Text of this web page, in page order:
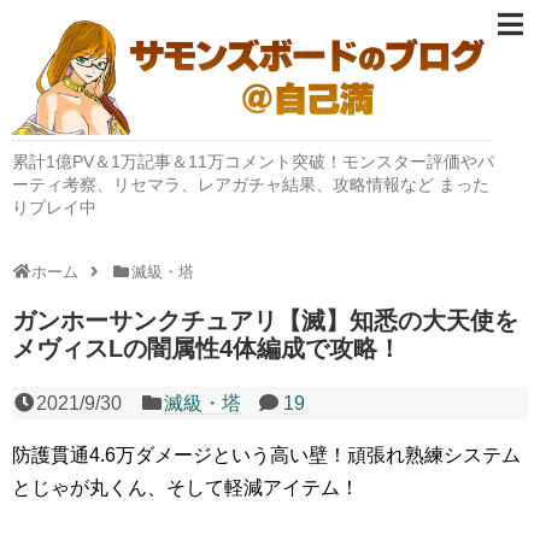
累計1億PV＆1万記事＆11万コメント突破！モンスター評価やパ
ーティ考察、リセマラ、レアガチャ結果、攻略情報など まった
りプレイ中
ホーム 滅級・塔
ガンホーサンクチュアリ【滅】知悉の大天使を
メヴィスLの闇属性4体編成で攻略！
2021/9/30 滅級・塔 19
防護貫通4.6万ダメージという高い壁！頑張れ熟練システム
とじゃが丸くん、そして軽減アイテム！